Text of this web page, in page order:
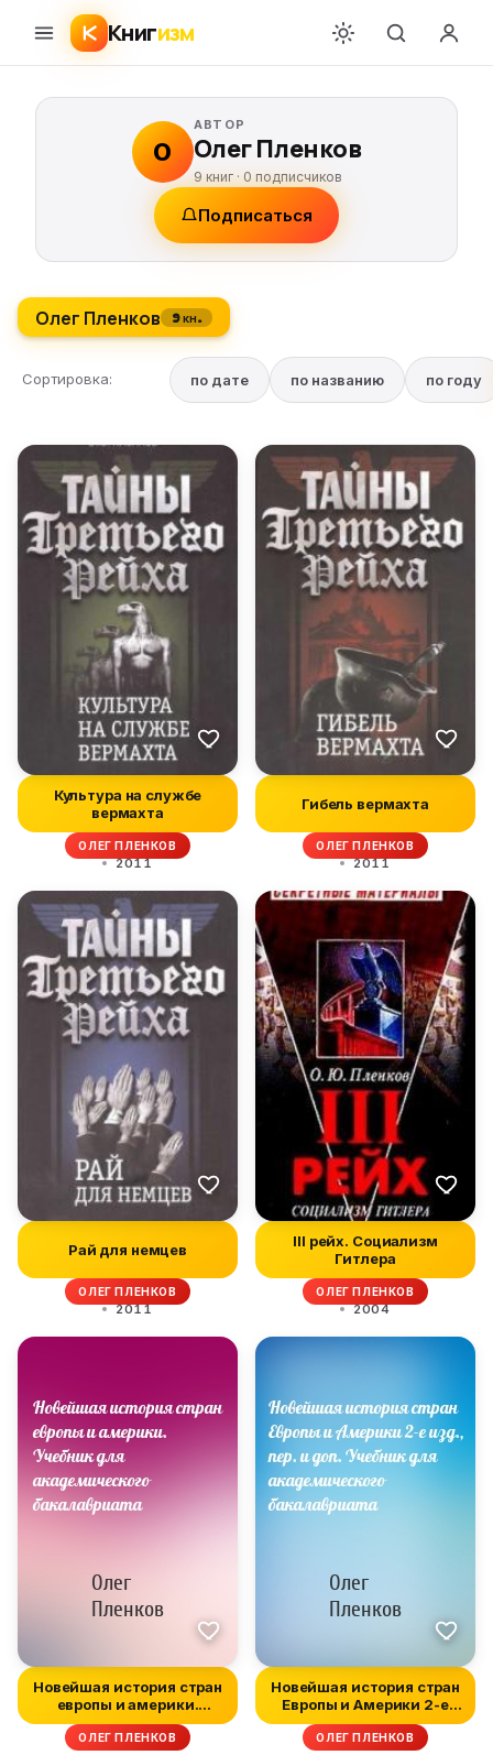
Книгизм
О
АВТОР
Олег Пленков
9 книг · 0 подписчиков
Подписаться
Олег Пленков 9 кн.
Сортировка: по дате по названию по году
Культура на службе
вермахта
ОЛЕГ ПЛЕНКОВ
2011
Гибель вермахта
ОЛЕГ ПЛЕНКОВ
2011
Рай для немцев
ОЛЕГ ПЛЕНКОВ
2011
III рейх. Социализм
Гитлера
ОЛЕГ ПЛЕНКОВ
2004
Новейшая история стран
европы и америки.
Учебник д...
ОЛЕГ ПЛЕНКОВ
Новейшая история стран
Европы и Америки 2-е
изд.,...
ОЛЕГ ПЛЕНКОВ